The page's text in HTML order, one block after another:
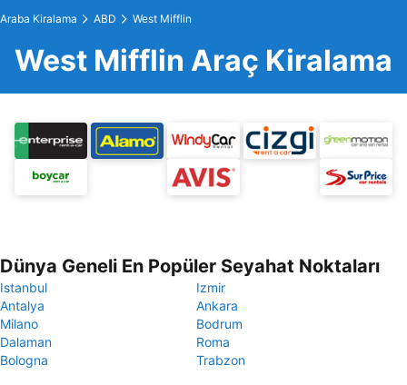
Araba Kiralama ABD West Mifflin
West Mifflin Araç Kiralama
Dünya Geneli En Popüler Seyahat Noktaları
Istanbul
Izmir
Antalya
Ankara
Milano
Bodrum
Dalaman
Roma
Bologna
Trabzon